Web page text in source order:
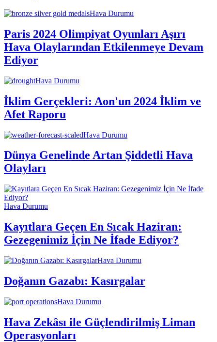
Hava Durumu
Paris 2024 Olimpiyat Oyunları Aşırı
Hava Olaylarından Etkilenmeye Devam
Ediyor
Hava Durumu
İklim Gerçekleri: Aon'un 2024 İklim ve
Afet Raporu
Hava Durumu
Dünya Genelinde Artan Şiddetli Hava
Olayları
Hava Durumu
Kayıtlara Geçen En Sıcak Haziran:
Gezegenimiz İçin Ne İfade Ediyor?
Hava Durumu
Doğanın Gazabı: Kasırgalar
Hava Durumu
Hava Zekâsı ile Güçlendirilmiş Liman
Operasyonları